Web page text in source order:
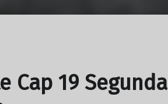
Cap 19 Segunda